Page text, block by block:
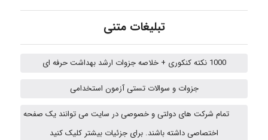
A.balandeh
fatima
vali
تبلیغات متنی
1000 نکته کنکوری + خلاصه جزوات ارشد بهداشت حرفه ای
جزوات و سوالات تستی آزمون استخدامی
تمام شرکت های دولتی و خصوصی در سایت می توانند یک صفحه
اختصاصی داشته باشند. برای جزئیات بیشتر کلیک کنید